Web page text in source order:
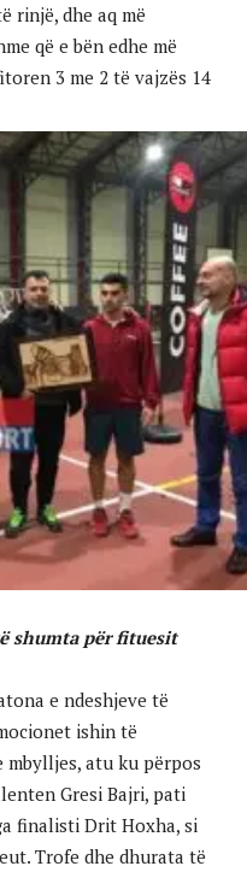
rinjë, dhe aq më
që e bën edhe më
3 me 2 të vajzës 14
shumta për fituesit
e ndeshjeve të
ishin të
mbylljes, atu ku përpos
Gresi Bajri, pati
finalisti Drit Hoxha, si
Trofe dhe dhurata të